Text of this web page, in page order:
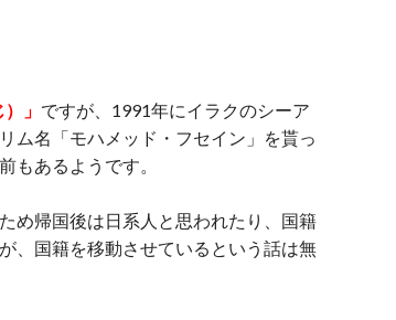
」 ですが、1991年にイラクのシーア
ム名「モハメッド・フセイン」を貰っ
もあるようです。
め帰国後は日系人と思われたり、国籍
、国籍を移動させているという話は無